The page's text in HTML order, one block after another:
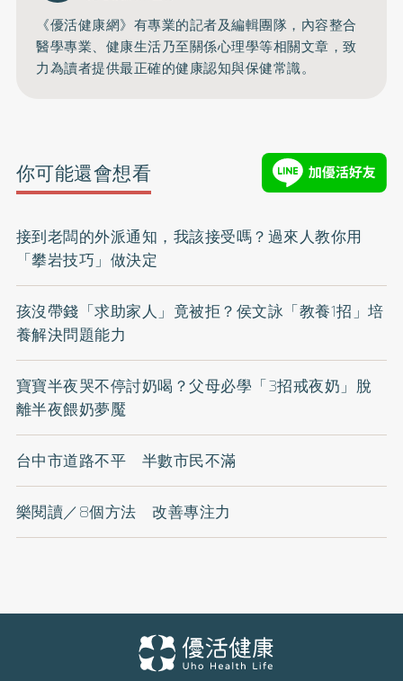
《優活健康網》有專業的記者及編輯團隊，內容整合
醫學專業、健康生活乃至關係心理學等相關文章，致
力為讀者提供最正確的健康認知與保健常識。
你可能還會想看
接到老闆的外派通知，我該接受嗎？過來人教你用
「攀岩技巧」做決定
孩沒帶錢「求助家人」竟被拒？侯文詠「教養1招」培
養解決問題能力
寶寶半夜哭不停討奶喝？父母必學「3招戒夜奶」脫
離半夜餵奶夢魘
台中市道路不平 半數市民不滿
樂閱讀／8個方法 改善專注力